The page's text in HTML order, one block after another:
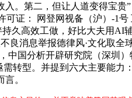
。第二，但让人道变得宝
证： 网登网视备（沪）-1
久高效工做，好比大夫用
良消息举报德律风·文化
中国分析开辟研究院（深圳
转型。并提到六大主要能
。